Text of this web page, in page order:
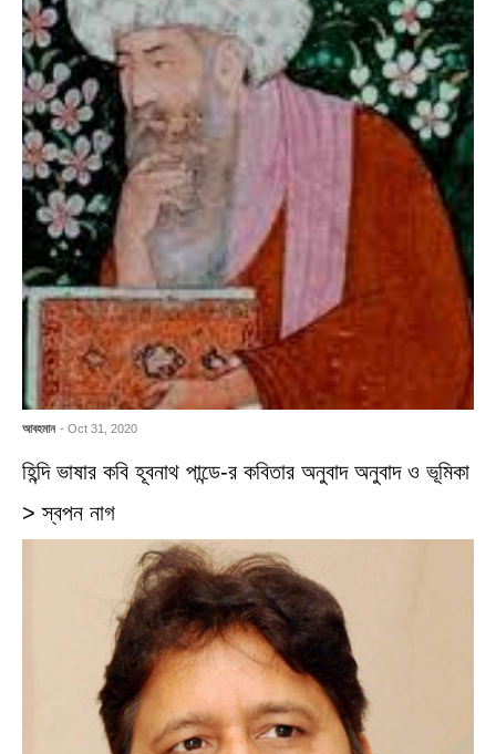
আবহমান - Oct 31, 2020
হিন্দি ভাষার কবি হূবনাথ পান্ডে-র কবিতার অনুবাদ অনুবাদ ও ভূমিকা
> স্বপন নাগ